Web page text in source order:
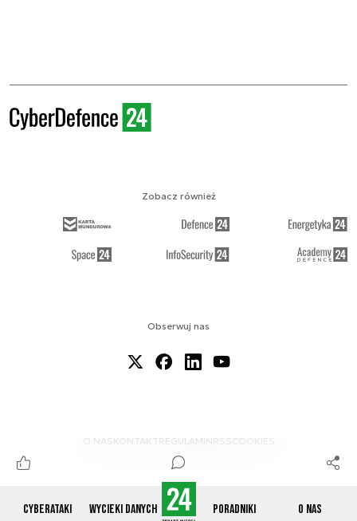
Cyberataki Wycieki danych Poradniki O nas
Obserwuj nas
O NAS KONTAKTREGULAMINRSS COOKIES
Zobacz również
© 2012-2026 CYBERDEFENCE24